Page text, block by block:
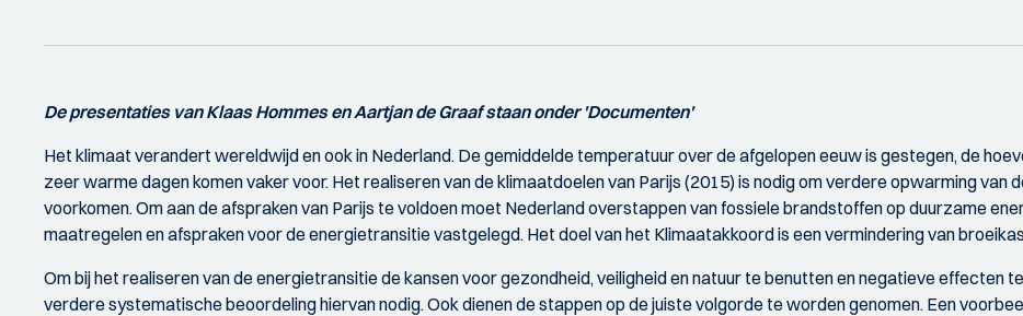
De presentaties van Klaas Hommes en Aartjan de Graaf staan onder 'Documenten'
Het klimaat verandert wereldwijd en ook in Nederland. De gemiddelde temperatuur over de afgelopen eeuw is gestegen, de
zeer warme dagen komen vaker voor. Het realiseren van de klimaatdoelen van Parijs (2015) is nodig om verdere opwarming van
voorkomen. Om aan de afspraken van Parijs te voldoen moet Nederland overstappen van fossiele brandstoffen op duurzame
maatregelen en afspraken voor de energietransitie vastgelegd. Het doel van het Klimaatakkoord is een vermindering van
Om bij het realiseren van de energietransitie de kansen voor gezondheid, veiligheid en natuur te benutten en negatieve effecten
verdere systematische beoordeling hiervan nodig. Ook dienen de stappen op de juiste volgorde te worden genomen. Een